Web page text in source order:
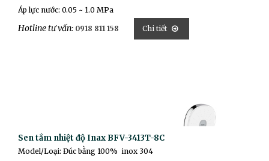
Áp lực nước: 0.05 ~ 1.0 MPa
Hotline tư vấn: 0918 811 158 Chi tiết
Sen tắm nhiệt độ Inax BFV-3413T-8C
Model/Loại: Đúc bằng 100% inox 304